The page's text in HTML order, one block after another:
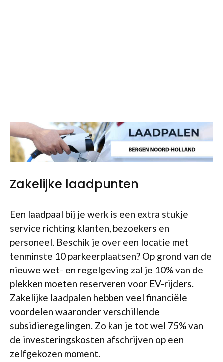
Zakelijke laadpunten
Een laadpaal bij je werk is een extra stukje
service richting klanten, bezoekers en
personeel. Beschik je over een locatie met
tenminste 10 parkeerplaatsen? Op grond van de
nieuwe wet- en regelgeving zal je 10% van de
plekken moeten reserveren voor EV-rijders.
Zakelijke laadpalen hebben veel financiële
voordelen waaronder verschillende
subsidieregelingen. Zo kan je tot wel 75% van
de investeringskosten afschrijven op een
zelfgekozen moment.